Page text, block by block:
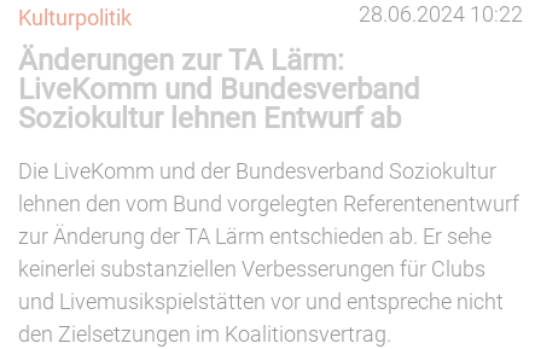
28.06.2024 10:22
Kulturpolitik
Änderungen zur TA Lärm:
LiveKomm und Bundesverband
Soziokultur lehnen Entwurf ab
Die LiveKomm und der Bundesverband Soziokultur
lehnen den vom Bund vorgelegten Referentenentwurf
zur Änderung der TA Lärm entschieden ab. Er sehe
keinerlei substanziellen Verbesserungen für Clubs
und Livemusikspielstätten vor und entspreche nicht
den Zielsetzungen im Koalitionsvertrag.